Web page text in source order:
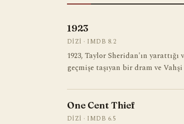
1923
DIZI · IMDB 8.2
1923, Taylor Sheridan'ın
geçmişe taşıyan bir dram ve
One Cent Thief
DIZI · IMDB 6.5